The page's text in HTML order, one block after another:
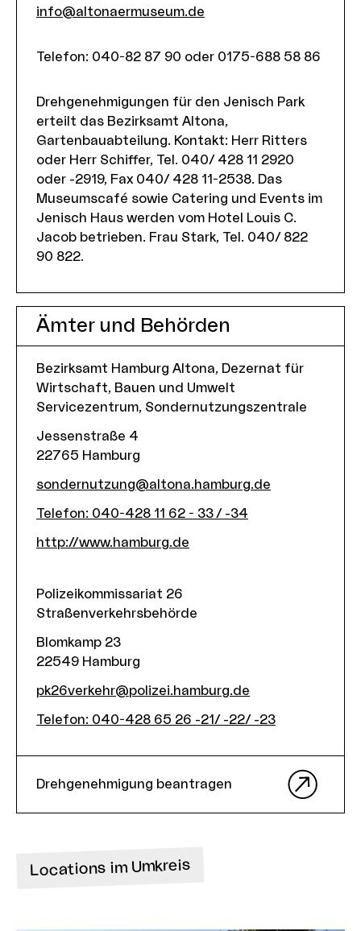
info@altonaermuseum.de
Telefon: 040-82 87 90 oder 0175-688 58 86
Drehgenehmigungen für den Jenisch Park
erteilt das Bezirksamt Altona,
Gartenbauabteilung. Kontakt: Herr Ritters
oder Herr Schiffer, Tel. 040/ 428 11 2920
oder -2919, Fax 040/ 428 11-2538. Das
Museumscafé sowie Catering und Events im
Jenisch Haus werden vom Hotel Louis C.
Jacob betrieben. Frau Stark, Tel. 040/ 822
90 822.
Ämter und Behörden
Bezirksamt Hamburg Altona, Dezernat für
Wirtschaft, Bauen und Umwelt
Servicezentrum, Sondernutzungszentrale
Jessenstraße 4
22765 Hamburg
sondernutzung@altona.hamburg.de
Telefon: 040-428 11 62 - 33 / -34
http://www.hamburg.de
Polizeikommissariat 26
Straßenverkehrsbehörde
Blomkamp 23
22549 Hamburg
pk26verkehr@polizei.hamburg.de
Telefon: 040-428 65 26 -21/ -22/ -23
Drehgenehmigung beantragen
Locations im Umkreis